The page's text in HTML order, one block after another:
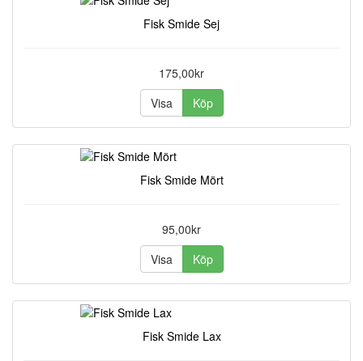
Fisk Smide Sej
175,00kr
Visa
Köp
Fisk Smide Mört
95,00kr
Visa
Köp
Fisk Smide Lax